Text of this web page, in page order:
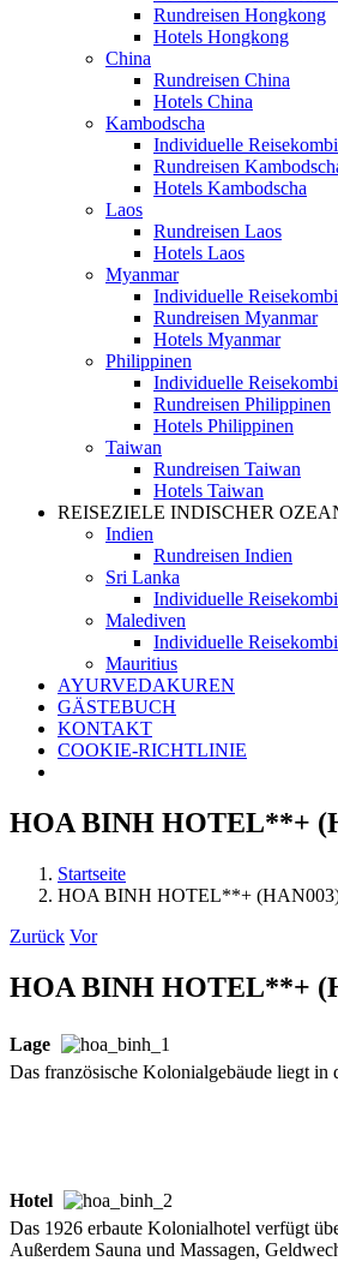
Rundreisen Hongkong
Hotels Hongkong
China
Rundreisen China
Hotels China
Kambodscha
Individuelle
Rundreisen
Hotels Kambodscha
Laos
Rundreisen Laos
Hotels Laos
Myanmar
Individuelle
Rundreisen Myanmar
Hotels Myanmar
Philippinen
Individuelle
Rundreisen Philippinen
Hotels Philippinen
Taiwan
Rundreisen Taiwan
Hotels Taiwan
REISEZIELE INDISCHER
Indien
Rundreisen Indien
Sri Lanka
Individuelle
Malediven
Individuelle
Mauritius
AYURVEDAKUREN
GÄSTEBUCH
KONTAKT
COOKIE-RICHTLINIE
HOA BINH HOTEL**+
Startseite
HOA BINH HOTEL**+
Zurück Vor
HOA BINH HOTEL**+
Lage
Das französische Kolonialgebäude liegt
Hotel
Das 1926 erbaute Kolonialhotel verfügt
Außerdem Sauna und Massagen,